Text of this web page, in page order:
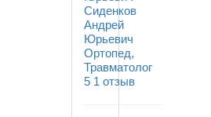
Сиденков
Андрей
Юрьевич
Ортопед,
Травматолог
5 1 отзыв